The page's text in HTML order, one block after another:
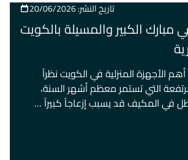
تاريخ النشر: 20/06/2026
الكبير والمسيلة بالكويت
الأجهزة المنزلية في الكويت نظراً
التي تستمر معظم أشهر السنة،
في المكيف قد يسبب إزعاجاً كبيراً …